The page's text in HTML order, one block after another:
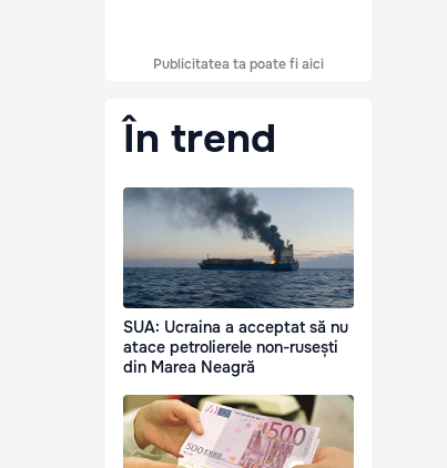
Publicitatea ta poate fi aici
În trend
SUA: Ucraina a acceptat să nu
atace petrolierele non-rusești
din Marea Neagră